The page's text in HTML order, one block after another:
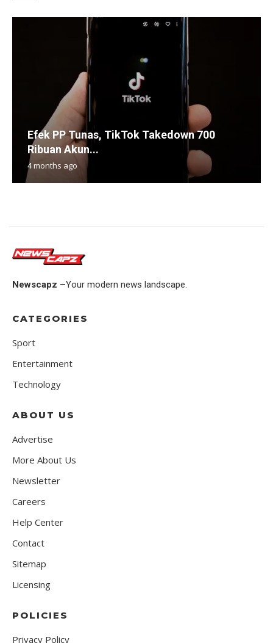
Efek PP Tunas, TikTok Takedown 700
Ribuan Akun...
4 months ago
Newscapz –Your modern news landscape.
CATEGORIES
Sport
Entertainment
Technology
ABOUT US
Advertise
More About Us
Newsletter
Careers
Help Center
Contact
Sitemap
Licensing
POLICIES
Privacy Policy